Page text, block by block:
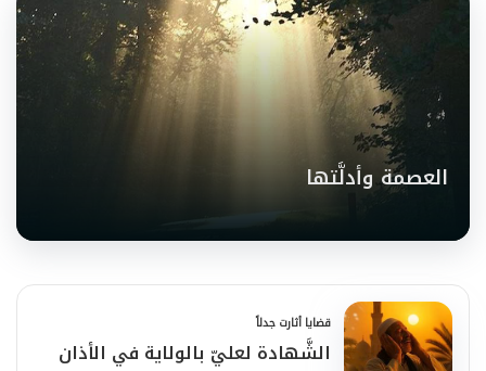
العصمة وأدلَّتها
قضايا أثارت جدلاً
الشَّهادة لعليّ بالولاية في الأذان